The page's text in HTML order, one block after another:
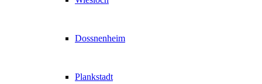
Dossnenheim
Plankstadt